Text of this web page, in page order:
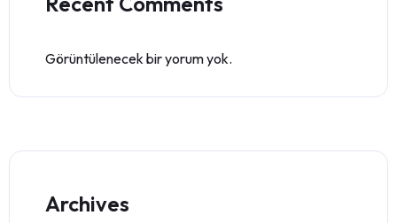
Görüntülenecek bir yorum yok.
Archives